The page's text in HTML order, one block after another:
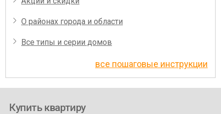
О районах города и области
Все типы и серии домов
все пошаговые инструкции
Купить квартиру